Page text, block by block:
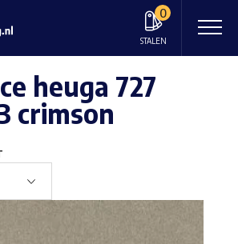
0
STALEN
heuga 727
crimson